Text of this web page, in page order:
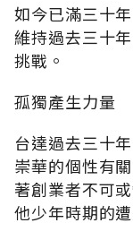
如今已滿三十
維持過去三十
挑戰。
孤獨產生力量
台達過去三十
崇華的個性有
著創業者不可
他少年時期的遭